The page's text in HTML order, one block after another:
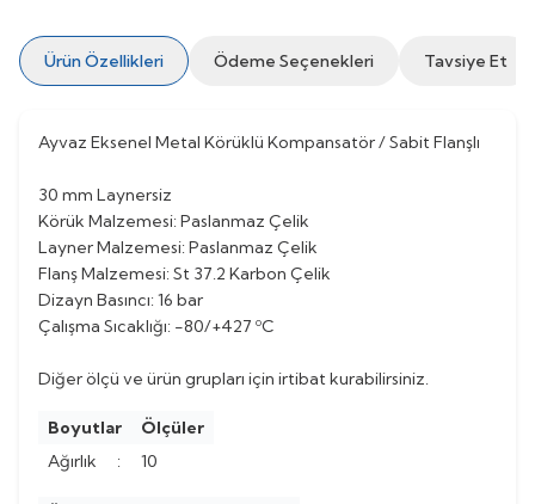
Ürün Özellikleri Ödeme Seçenekleri Tavsiye Et
Ayvaz Eksenel Metal Körüklü Kompansatör / Sabit Flanşlı
30 mm Laynersiz
Körük Malzemesi: Paslanmaz Çelik
Layner Malzemesi: Paslanmaz Çelik
Flanş Malzemesi: St 37.2 Karbon Çelik
Dizayn Basıncı: 16 bar
Çalışma Sıcaklığı: -80/+427 ºC
Diğer ölçü ve ürün grupları için irtibat kurabilirsiniz.
Boyutlar
Ölçüler
Ağırlık
: 10